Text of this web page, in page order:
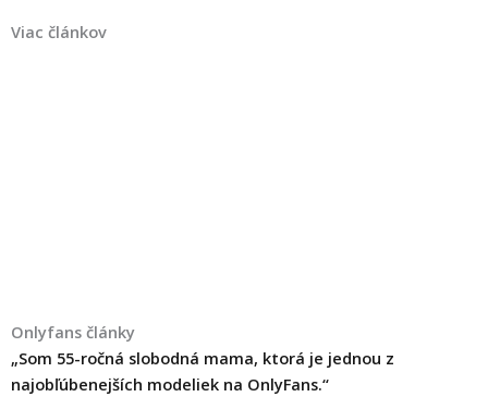
Viac článkov
Onlyfans články
„Som 55-ročná slobodná mama, ktorá je jednou z
najobľúbenejších modeliek na OnlyFans.“